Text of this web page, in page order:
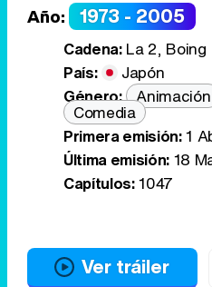
Año: 1973 - 2005
Cadena:La 2, Boing
País:
Japón
Género:
Animación
Comedia
Primera emisión:1
Última emisión:18
Capítulos:1047
Ver tráiler